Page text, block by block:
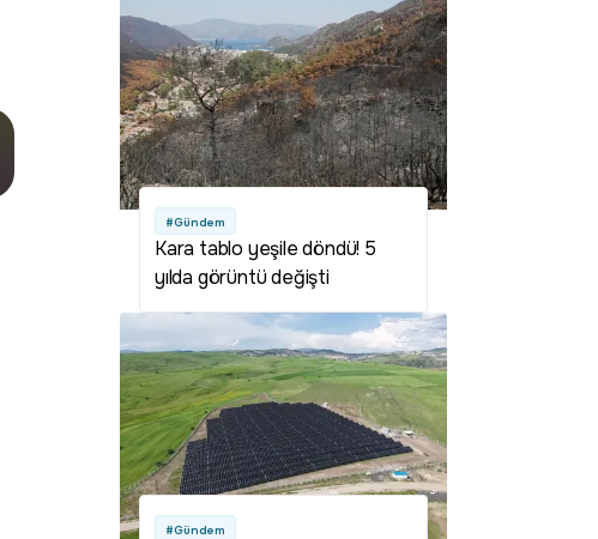
#Gündem
Kara tablo yeşile döndü! 5
yılda görüntü değişti
#Gündem